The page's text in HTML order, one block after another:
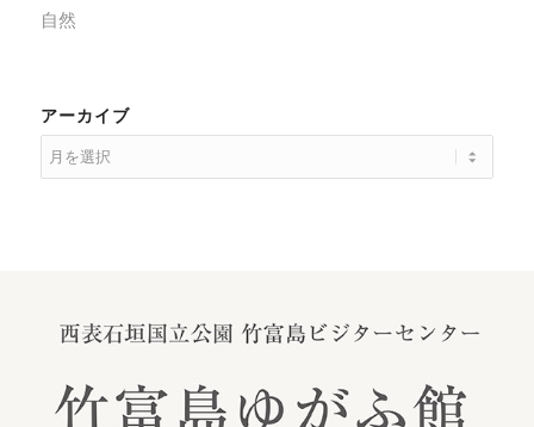
自然
アーカイブ